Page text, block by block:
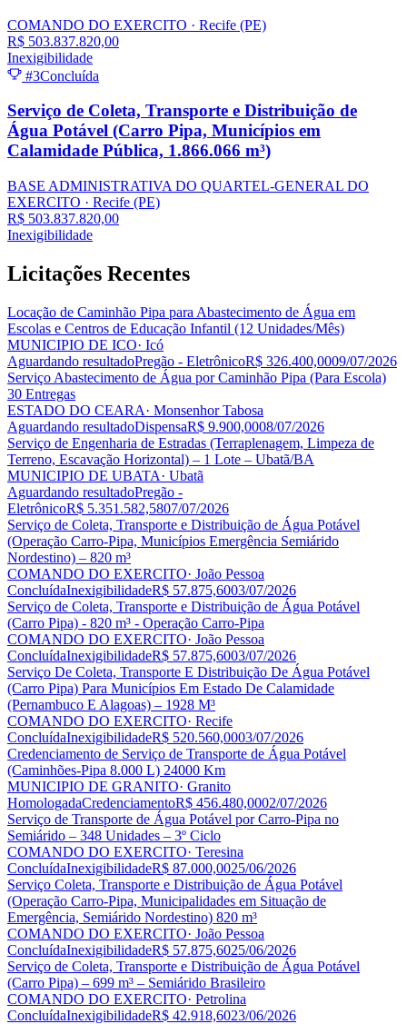
COMANDO DO EXERCITO · Recife (PE)
R$ 503.837.820,00
Inexigibilidade
#3Concluída
Serviço de Coleta, Transporte e Distribuição de
Água Potável (Carro Pipa, Municípios em
Calamidade Pública, 1.866.066 m³)
BASE ADMINISTRATIVA DO QUARTEL-GENERAL DO
EXERCITO · Recife (PE)
R$ 503.837.820,00
Inexigibilidade
Licitações Recentes
Locação de Caminhão Pipa para Abastecimento de Água em
Escolas e Centros de Educação Infantil (12 Unidades/Mês)
MUNICIPIO DE ICO· Icó
Aguardando resultadoPregão - EletrônicoR$ 326.400,0009/07/2026
Serviço Abastecimento de Água por Caminhão Pipa (Para Escola)
30 Entregas
ESTADO DO CEARA· Monsenhor Tabosa
Aguardando resultadoDispensaR$ 9.900,0008/07/2026
Serviço de Engenharia de Estradas (Terraplenagem, Limpeza de
Terreno, Escavação Horizontal) – 1 Lote – Ubatã/BA
MUNICIPIO DE UBATA· Ubatã
Aguardando resultadoPregão -
EletrônicoR$ 5.351.582,5807/07/2026
Serviço de Coleta, Transporte e Distribuição de Água Potável
(Operação Carro-Pipa, Municípios Emergência Semiárido
Nordestino) – 820 m³
COMANDO DO EXERCITO· João Pessoa
ConcluídaInexigibilidadeR$ 57.875,6003/07/2026
Serviço de Coleta, Transporte e Distribuição de Água Potável
(Carro Pipa) - 820 m³ - Operação Carro-Pipa
COMANDO DO EXERCITO· João Pessoa
ConcluídaInexigibilidadeR$ 57.875,6003/07/2026
Serviço De Coleta, Transporte E Distribuição De Água Potável
(Carro Pipa) Para Municípios Em Estado De Calamidade
(Pernambuco E Alagoas) – 1928 M³
COMANDO DO EXERCITO· Recife
ConcluídaInexigibilidadeR$ 520.560,0003/07/2026
Credenciamento de Serviço de Transporte de Água Potável
(Caminhões-Pipa 8.000 L) 24000 Km
MUNICIPIO DE GRANITO· Granito
HomologadaCredenciamentoR$ 456.480,0002/07/2026
Serviço de Transporte de Água Potável por Carro-Pipa no
Semiárido – 348 Unidades – 3º Ciclo
COMANDO DO EXERCITO· Teresina
ConcluídaInexigibilidadeR$ 87.000,0025/06/2026
Serviço Coleta, Transporte e Distribuição de Água Potável
(Operação Carro-Pipa, Municipalidades em Situação de
Emergência, Semiárido Nordestino) 820 m³
COMANDO DO EXERCITO· João Pessoa
ConcluídaInexigibilidadeR$ 57.875,6025/06/2026
Serviço de Coleta, Transporte e Distribuição de Água Potável
(Carro Pipa) – 699 m³ – Semiárido Brasileiro
COMANDO DO EXERCITO· Petrolina
ConcluídaInexigibilidadeR$ 42.918,6023/06/2026